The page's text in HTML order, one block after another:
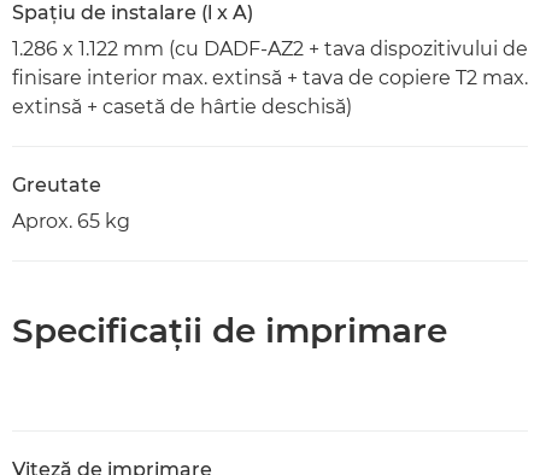
Spaţiu de instalare (l x A)
1.286 x 1.122 mm (cu DADF-AZ2 + tava dispozitivului de
finisare interior max. extinsă + tava de copiere T2 max.
extinsă + casetă de hârtie deschisă)
Greutate
Aprox. 65 kg
Specificaţii de imprimare
Viteză de imprimare